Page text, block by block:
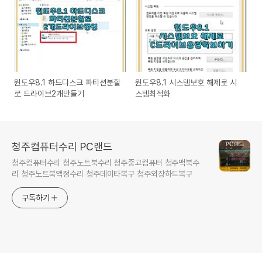
윈도우8.1 하드디스크 파티션분할
로 드라이브2개만들기
윈도우8.1 시스템보호 해제로 시
스템최적화
청주컴퓨터수리 PC랜드
청주컴퓨터수리 청주노트북수리 청주중고컴퓨터 청주맥북수
리 청주노트북액정수리 청주데이타복구 청주외장하드복구
구독하기